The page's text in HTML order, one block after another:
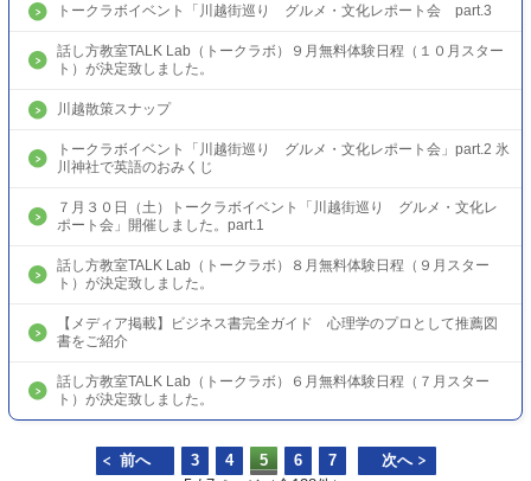
トークラボイベント「川越街巡り グルメ・文化レポート会 part.3
話し方教室TALK Lab（トークラボ）９月無料体験日程（１０月スター
ト）が決定致しました。
川越散策スナップ
トークラボイベント「川越街巡り グルメ・文化レポート会」part.2 氷
川神社で英語のおみくじ
７月３０日（土）トークラボイベント「川越街巡り グルメ・文化レ
ポート会」開催しました。part.1
話し方教室TALK Lab（トークラボ）８月無料体験日程（９月スター
ト）が決定致しました。
【メディア掲載】ビジネス書完全ガイド 心理学のプロとして推薦図
書をご紹介
話し方教室TALK Lab（トークラボ）６月無料体験日程（７月スター
ト）が決定致しました。
前へ 3 4 5 6 7
次へ